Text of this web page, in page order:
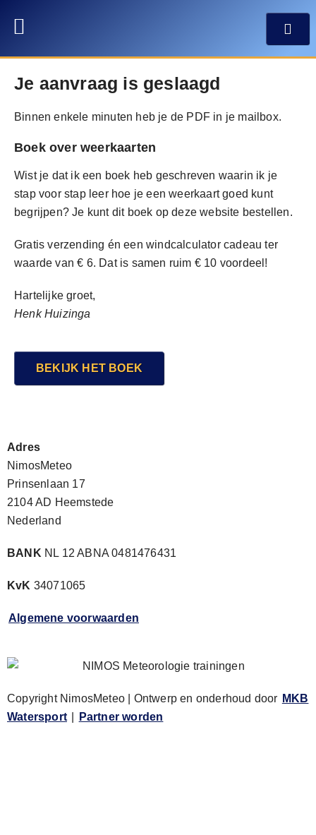
Je aanvraag is geslaagd
Binnen enkele minuten heb je de PDF in je mailbox.
Boek over weerkaarten
Wist je dat ik een boek heb geschreven waarin ik je
stap voor stap leer hoe je een weerkaart goed kunt
begrijpen? Je kunt dit boek op deze website bestellen.
Gratis verzending én een windcalculator cadeau ter
waarde van € 6. Dat is samen ruim € 10 voordeel!
Hartelijke groet,
Henk Huizinga
BEKIJK HET BOEK
Adres
NimosMeteo
Prinsenlaan 17
2104 AD Heemstede
Nederland
BANK NL 12 ABNA 0481476431
KvK 34071065
Algemene voorwaarden
Copyright NimosMeteo | Ontwerp en onderhoud door MKB
Watersport
Partner worden